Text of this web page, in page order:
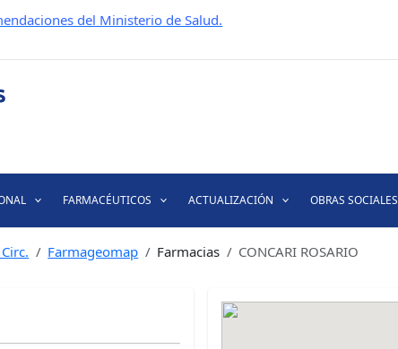
del Ministerio de Salud.
FARMACÉUTICOS ACTUALIZACIÓN OBRAS SOCIALES
Farmageomap Farmacias CONCARI ROSARIO